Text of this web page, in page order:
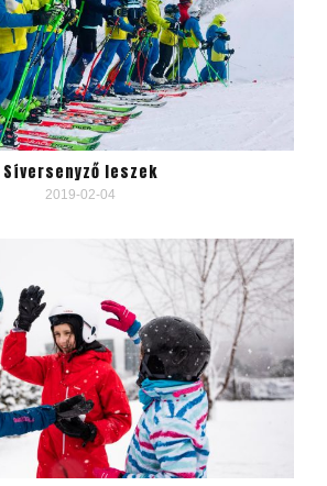
Síversenyző leszek
2019-02-04